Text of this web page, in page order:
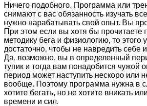
Ничего подобного. Программа или
снимают с вас обязанность изучать
нужно нарабатывать свой опыт. Вы
При этом если вы хотя бы прочитаете
методику бега и физиологию, то этого
достаточно, чтобы не навредить себе
Да, возможно, вы в определенный
тупик и тогда вам понадобится чужой
период может наступить нескоро или
вообще. Поэтому программа нужна в
хотите бегать, но не хотите вникать
времени и сил.